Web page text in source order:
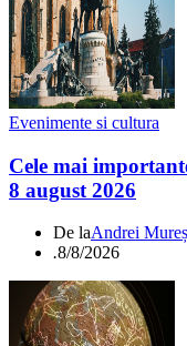
Evenimente si cultura
Cele mai
8 august 2026
De laAndrei
.8/8/2026